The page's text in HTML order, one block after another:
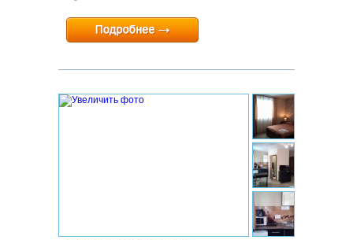
Минимальный срок:1 суток
Расчетный час:12:00